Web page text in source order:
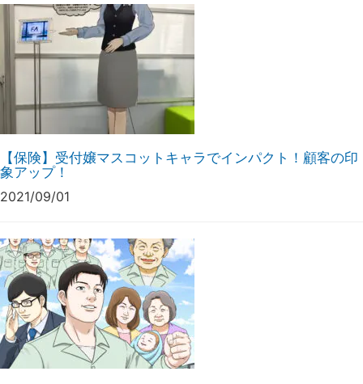
【保険】受付嬢マスコットキャラでインパクト！顧客の印
象アップ！
2021/09/01